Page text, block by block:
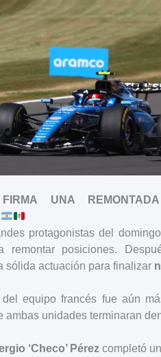
UNA
protagonistas del
remontar posiciones.
sólida actuación para finalizar
del equipo francés fue aún
ambas unidades terminaran
‘Checo’ Pérez completó